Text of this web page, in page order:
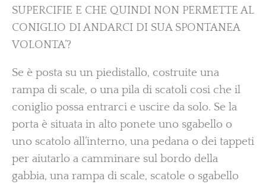
SUPERCIFIE E CHE QUINDI NON PERMETTE AL
CONIGLIO DI ANDARCI DI SUA SPONTANEA
VOLONTA’?
Se è posta su un piedistallo, costruite una
rampa di scale, o una pila di scatoli cosi che il
coniglio possa entrarci e uscire da solo. Se la
porta è situata in alto ponete uno sgabello o
uno scatolo all’interno, una pedana o dei tappeti
per aiutarlo a camminare sul bordo della
gabbia, una rampa di scale, scatole o sgabello